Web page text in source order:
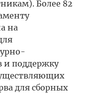
Более 82
на
и поддержку
для сборных